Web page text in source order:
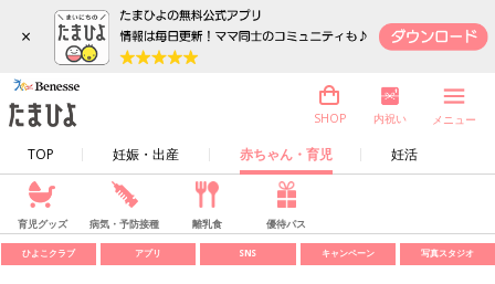
×
TOP 妊娠・出産 赤ちゃん・育児 妊活
SHOP 内祝い メニュー
育児グッズ 病気・予防接種 離乳食 優待パス
ひよこクラブ アプリ SNS キャンペーン 写真スタジオ